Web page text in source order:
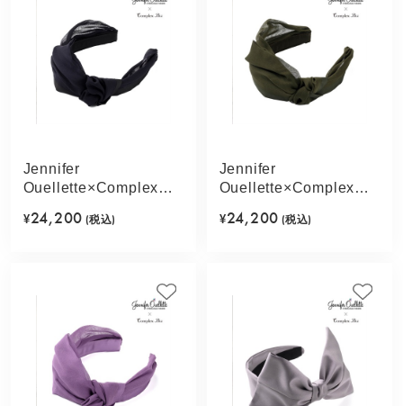
Jennifer
Ouellette×Complex
フレキシフィットヘア
¥24,200 (税込)
Jennifer
Ouellette×Complex
フレキシフィットヘア
¥24,200 (税込)